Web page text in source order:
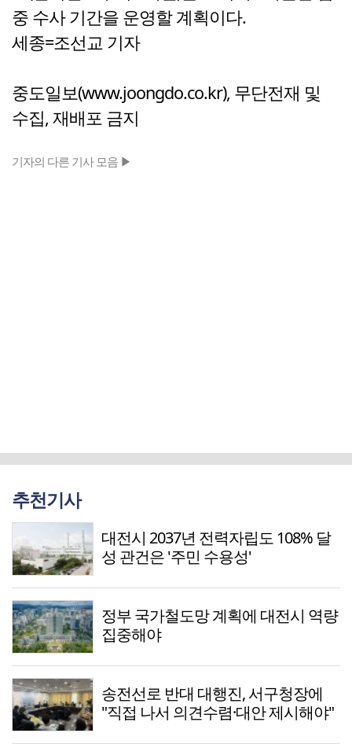
중 수사 기간을 운영할 계획이다.
세종=조선교 기자
중도일보(www.joongdo.co.kr), 무단전재 및
수집, 재배포 금지
기자의 다른 기사 모음 ▶
추천기사
대전시 2037년 전력자립도 108% 달
성 관건은 '주민 수용성'
정부 국가철도망 계획에 대전시 역량
집중해야
송전선로 반대 대행진, 서구청장에
"직접 나서 의견수렴·대안 제시해야"